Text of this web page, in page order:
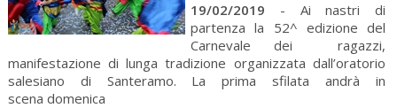
19/02/2019 - Ai nastri di
partenza la 52^ edizione del
Carnevale dei ragazzi,
manifestazione di lunga tradizione organizzata dall’oratorio
salesiano di Santeramo. La prima sfilata andrà in
scena domenica